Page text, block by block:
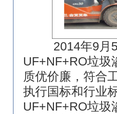
2014年9月5日
UF+NF+RO垃圾
质优价廉，符合
执行国标和行业
UF+NF+RO垃圾